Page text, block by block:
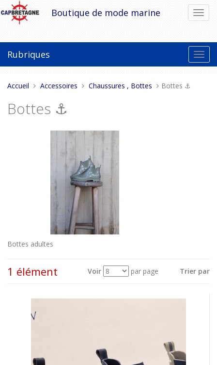
Aller
au
contenu
la
Boutique de mode marine
la
Rubriques
Vous
ici :
Accueil Accessoires Chaussures , Bottes Bottes ⚓
Bottes ⚓
Bottes adultes
1 élément Voir par page Trier par
Voir
tant